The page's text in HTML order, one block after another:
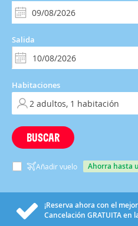
Salida
Habitaciones
BUSCAR
Añadir vuelo ahorra hasta
¡Reserva ahora con el
Cancelación GRATUITAen